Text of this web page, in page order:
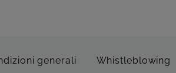
generali Whistleblowing